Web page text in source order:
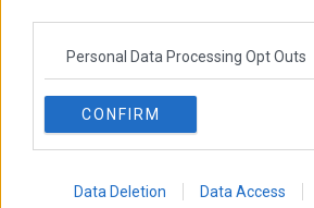
Personal Data Processing Opt Outs
CONFIRM
Data Deletion Data Access